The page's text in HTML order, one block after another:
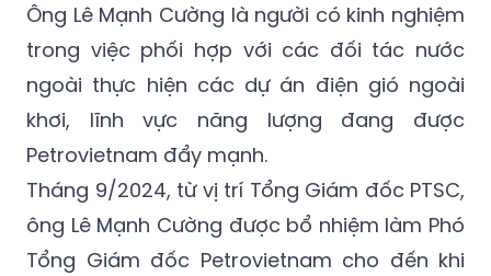
Ông Lê Mạnh Cường là người có kinh nghiệm
trong việc phối hợp với các đối tác nước
ngoài thực hiện các dự án điện gió ngoài
khơi, lĩnh vực năng lượng đang được
Petrovietnam đẩy mạnh.
Tháng 9/2024, từ vị trí Tổng Giám đốc PTSC,
ông Lê Mạnh Cường được bổ nhiệm làm Phó
Tổng Giám đốc Petrovietnam cho đến khi